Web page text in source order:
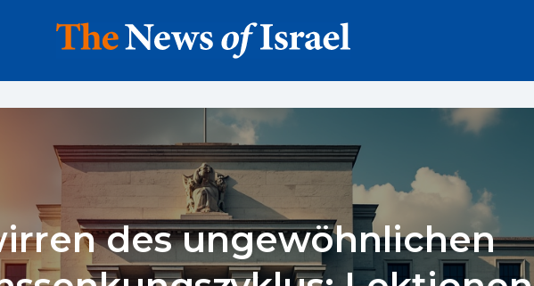
des ungewöhnlichen